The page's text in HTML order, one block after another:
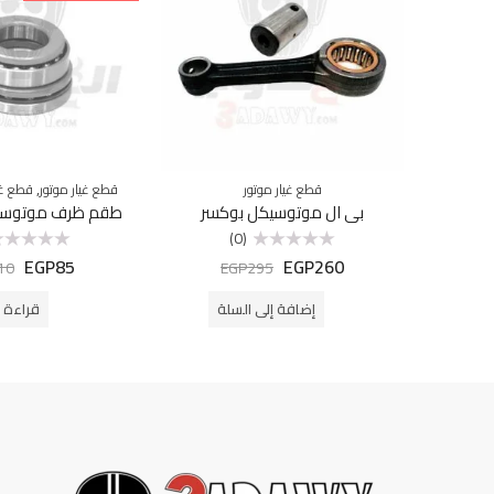
قطع غيار موتور
بي ال موتوسيكل بوكسر
التقييم
(0)
EGP260
EGP295
إضافة إلى السلة
قطع غيار موتور,قطع
طقم ظرف
التقييم
EGP85
قراءة